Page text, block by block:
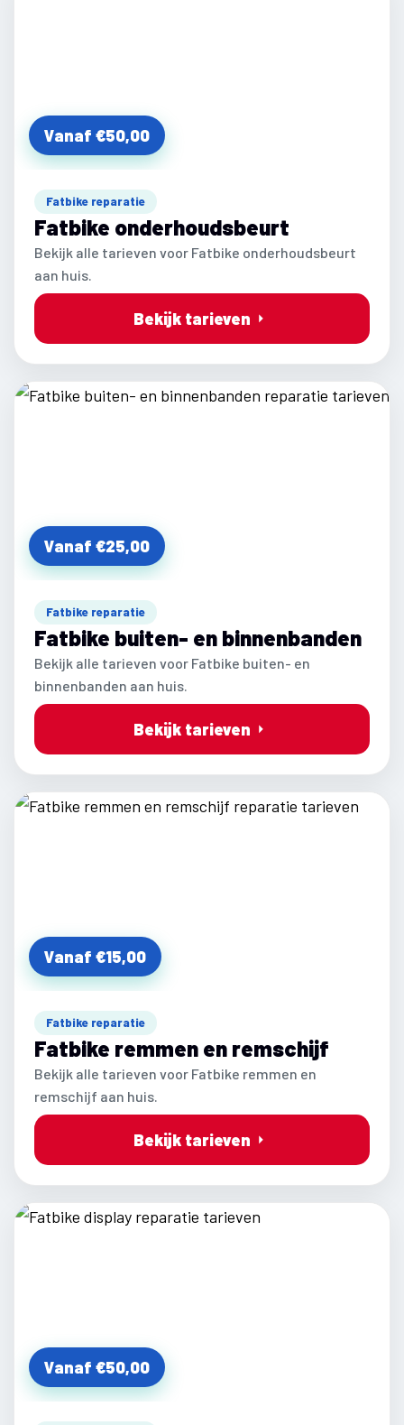
Vanaf €50,00
Fatbike reparatie
Fatbike onderhoudsbeurt
Bekijk alle tarieven voor Fatbike onderhoudsbeurt
aan huis.
Bekijk tarieven
Vanaf €25,00
Fatbike reparatie
Fatbike buiten- en binnenbanden
Bekijk alle tarieven voor Fatbike buiten- en
binnenbanden aan huis.
Bekijk tarieven
Vanaf €15,00
Fatbike reparatie
Fatbike remmen en remschijf
Bekijk alle tarieven voor Fatbike remmen en
remschijf aan huis.
Bekijk tarieven
Vanaf €50,00